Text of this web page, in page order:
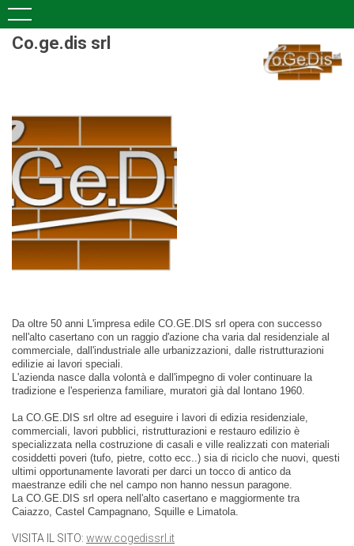
Co.ge.dis srl
Da oltre 50 anni L'impresa edile CO.GE.DIS srl opera con successo
nell'alto casertano con un raggio d'azione cha varia dal residenziale al
commerciale, dall'industriale alle urbanizzazioni, dalle ristrutturazioni
edilizie ai lavori speciali.
L'azienda nasce dalla volontà e dall'impegno di voler continuare la
tradizione e l'esperienza familiare, muratori già dal lontano 1960.
La CO.GE.DIS srl oltre ad eseguire i lavori di edizia residenziale,
commerciali, lavori pubblici, ristrutturazioni e restauro edilizio è
specializzata nella costruzione di casali e ville realizzati con materiali
cosiddetti poveri (tufo, pietre, cotto ecc..) sia di riciclo che nuovi, questi
ultimi opportunamente lavorati per darci un tocco di antico da
maestranze edili che nel campo non hanno nessun paragone.
La CO.GE.DIS srl opera nell'alto casertano e maggiormente tra
Caiazzo, Castel Campagnano, Squille e Limatola.
VISITA IL SITO: www.cogedissrl.it